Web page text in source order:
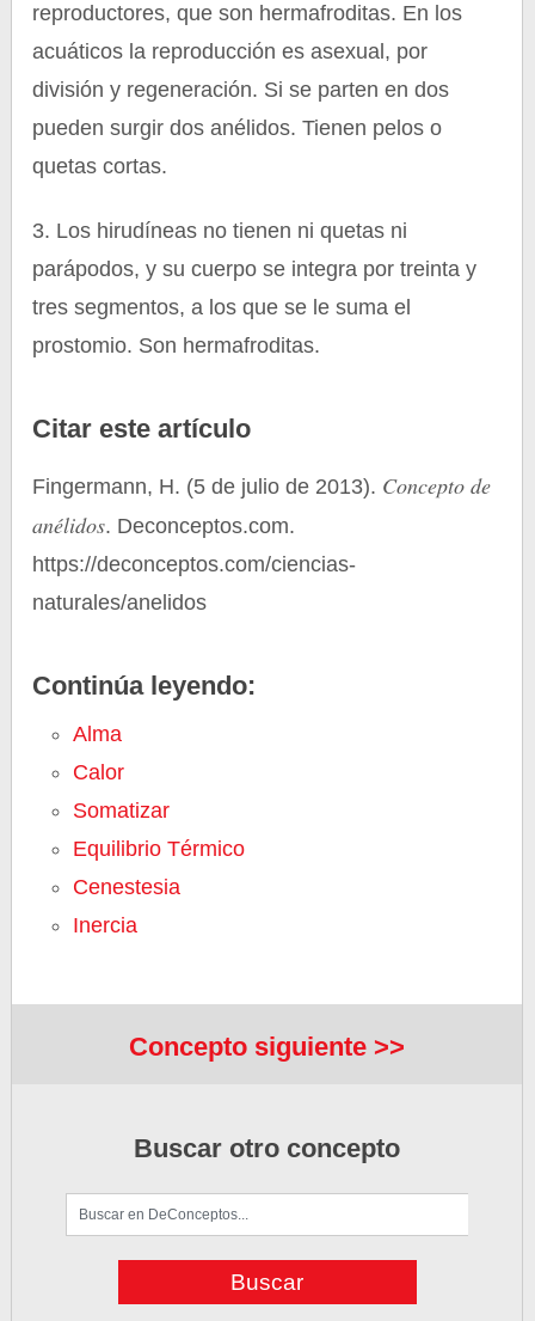
reproductores, que son hermafroditas. En los
acuáticos la reproducción es asexual, por
división y regeneración. Si se parten en dos
pueden surgir dos anélidos. Tienen pelos o
quetas cortas.
3. Los hirudíneas no tienen ni quetas ni
parápodos, y su cuerpo se integra por treinta y
tres segmentos, a los que se le suma el
prostomio. Son hermafroditas.
Citar este artículo
Fingermann, H. (5 de julio de 2013). Concepto de
anélidos. Deconceptos.com.
https://deconceptos.com/ciencias-
naturales/anelidos
Continúa leyendo:
Alma
Calor
Somatizar
Equilibrio Térmico
Cenestesia
Inercia
Concepto siguiente >>
Buscar otro concepto